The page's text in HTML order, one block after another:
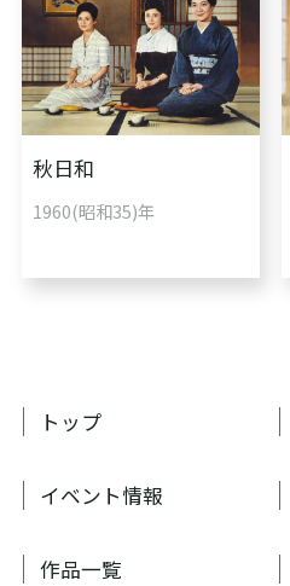
秋日和
1960(昭和35)年
トップ
イベント情報
作品一覧